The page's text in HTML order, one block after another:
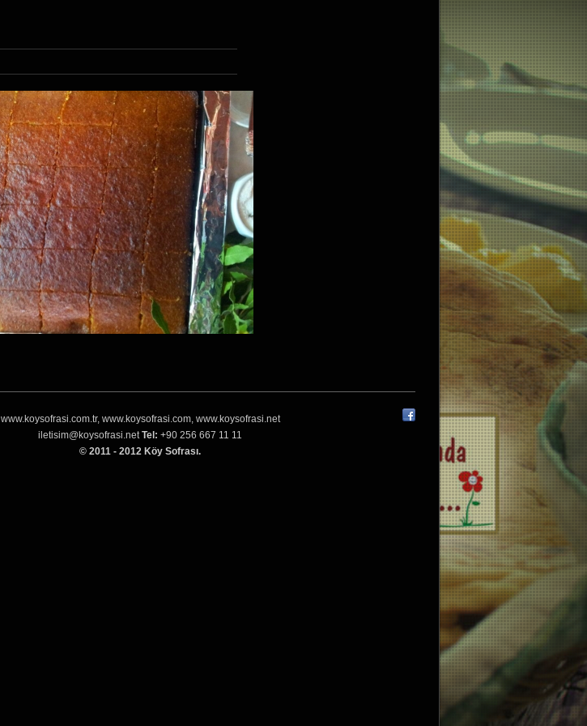
www.koysofrasi.com.tr, www.koysofrasi.com, www.koysofrasi.net
iletisim@koysofrasi.netTel: +90 256 667 11 11
© 2011 - 2012 Köy Sofrası.